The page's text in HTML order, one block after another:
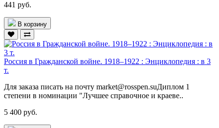
441 руб.
В корзину
Россия в Гражданской войне. 1918–1922 : Энциклопедия : в 3
т.
Для заказа писать на почту market@rosspen.suДиплом 1
степени в номинации "Лучшее справочное и краеве..
5 400 руб.